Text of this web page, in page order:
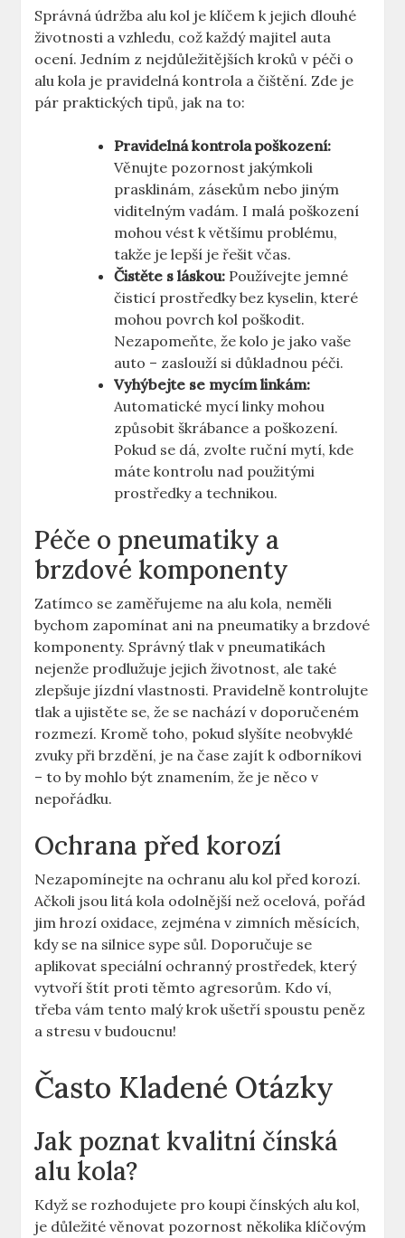
Správná údržba alu kol je klíčem k jejich dlouhé
životnosti a vzhledu, což každý majitel auta
ocení. Jedním z nejdůležitějších kroků v péči o
alu kola je pravidelná kontrola a čištění. Zde je
pár praktických tipů, jak na to:
Pravidelná kontrola poškození:
Věnujte pozornost jakýmkoli
prasklinám, zásekům nebo jiným
viditelným vadám. I malá poškození
mohou vést k většímu problému,
takže je lepší je řešit včas.
Čistěte s láskou: Používejte jemné
čisticí prostředky bez kyselin, které
mohou povrch kol poškodit.
Nezapomeňte, že kolo je jako vaše
auto – zaslouží si důkladnou péči.
Vyhýbejte se mycím linkám:
Automatické mycí linky mohou
způsobit škrábance a poškození.
Pokud se dá, zvolte ruční mytí, kde
máte kontrolu nad použitými
prostředky a technikou.
Péče o pneumatiky a
brzdové komponenty
Zatímco se zaměřujeme na alu kola, neměli
bychom zapomínat ani na pneumatiky a brzdové
komponenty. Správný tlak v pneumatikách
nejenže prodlužuje jejich životnost, ale také
zlepšuje jízdní vlastnosti. Pravidelně kontrolujte
tlak a ujistěte se, že se nachází v doporučeném
rozmezí. Kromě toho, pokud slyšíte neobvyklé
zvuky při brzdění, je na čase zajít k odborníkovi
– to by mohlo být znamením, že je něco v
nepořádku.
Ochrana před korozí
Nezapomínejte na ochranu alu kol před korozí.
Ačkoli jsou litá kola odolnější než ocelová, pořád
jim hrozí oxidace, zejména v zimních měsících,
kdy se na silnice sype sůl. Doporučuje se
aplikovat speciální ochranný prostředek, který
vytvoří štít proti těmto agresorům. Kdo ví,
třeba vám tento malý krok ušetří spoustu peněz
a stresu v budoucnu!
Často Kladené Otázky
Jak poznat kvalitní čínská
alu kola?
Když se rozhodujete pro koupi čínských alu kol,
je důležité věnovat pozornost několika klíčovým